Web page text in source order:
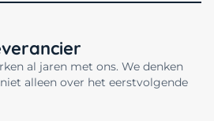
al jaren met ons. We denken
alleen over het eerstvolgende